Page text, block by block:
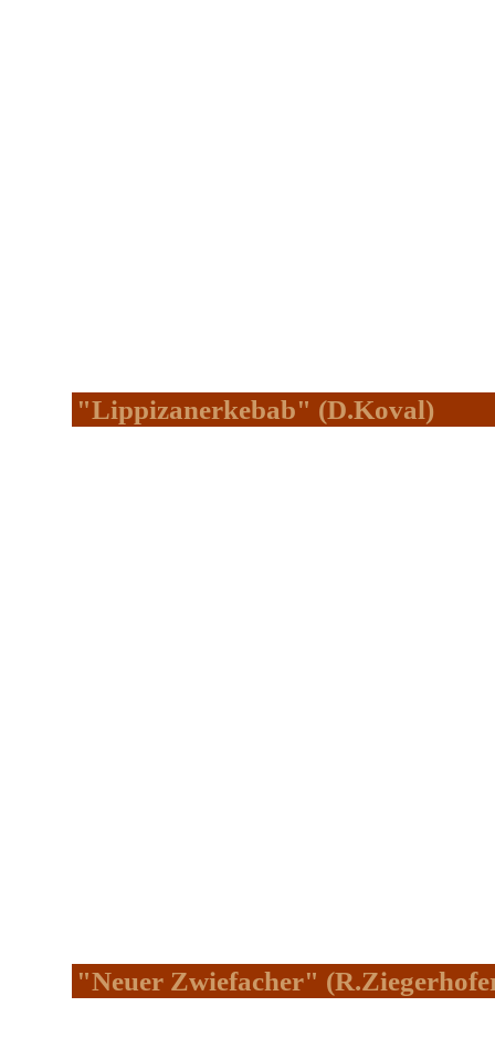
"Lippizanerkebab" (D.Koval)
"Neuer Zwiefacher"